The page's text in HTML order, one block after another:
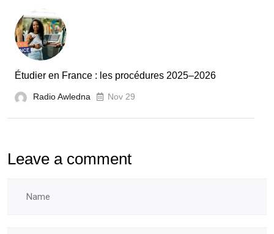
et
écoles
Étudier en France : les procédures 2025–2026
Radio Awledna Nov 29
Leave a comment